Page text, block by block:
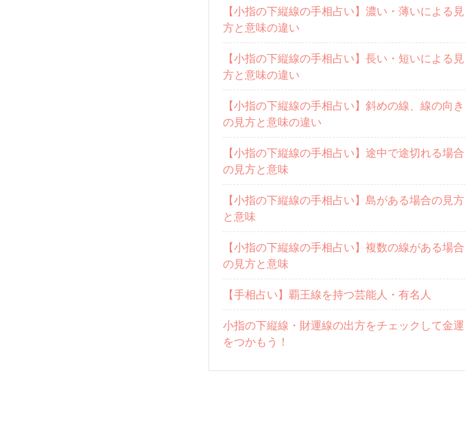
【小指の下縦線の手相占い】濃い・薄いによる見
方と意味の違い
【小指の下縦線の手相占い】長い・短いによる見
方と意味の違い
【小指の下縦線の手相占い】斜めの線、線の向き
の見方と意味の違い
【小指の下縦線の手相占い】途中で途切れる場合
の見方と意味
【小指の下縦線の手相占い】島がある場合の見方
と意味
【小指の下縦線の手相占い】複数の線がある場合
の見方と意味
【手相占い】覇王線を持つ芸能人・有名人
小指の下縦線・財運線の出方をチェックして金運
をつかもう！